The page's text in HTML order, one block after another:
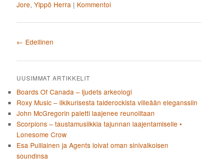
Jore,Ylppö Herra | Kommentoi
Artikkelien selaus
← Edellinen
UUSIMMAT ARTIKKELIT
Boards Of Canada – ljudets arkeologi
Roxy Music – ilkikurisesta taiderockista viileään eleganssiin
John McGregorin paletti laajenee reunoiltaan
Scorpions – taustamusiikkia tajunnan laajentamiselle •
Lonesome Crow
Esa Pulliainen ja Agents loivat oman sinivalkoisen
soundinsa